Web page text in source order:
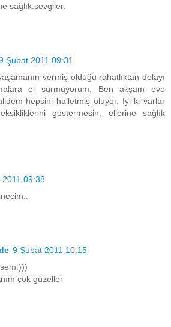
sağlık.sevgiler.
Şubat 2011 09:31
vermiş olduğu rahatlıktan dolayı
el sürmüyorum. Ben akşam eve
hepsini halletmiş oluyor. İyi ki varlar
göstermesin. ellerine sağlık
09:38
9 Şubat 2011 10:15
çok güzeller